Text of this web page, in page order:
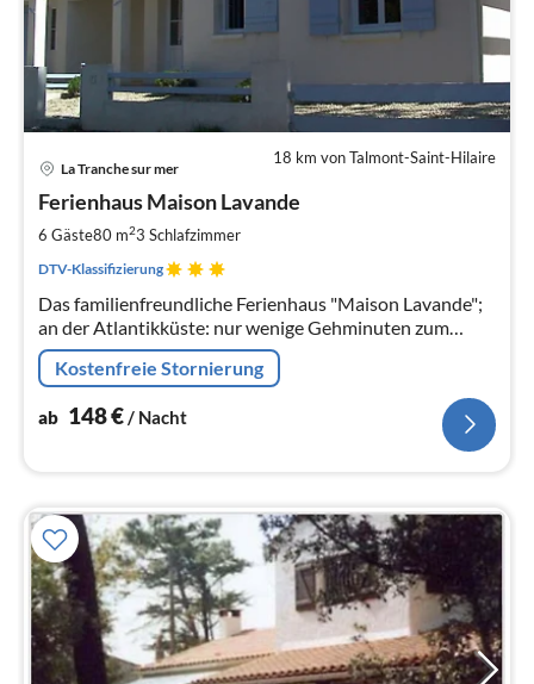
18 km von Talmont-Saint-Hilaire
La Tranche sur mer
Ferienhaus Maison Lavande
6 Gäste80 m23 Schlafzimmer
DTV-Klassifizierung
Das familienfreundliche Ferienhaus "Maison Lavande";
an der Atlantikküste: nur wenige Gehminuten zum
Sandstrand, direkt neben einem malerischen
Leuchtturm gelegen.
Kostenfreie Stornierung
ab 148€/ Nacht